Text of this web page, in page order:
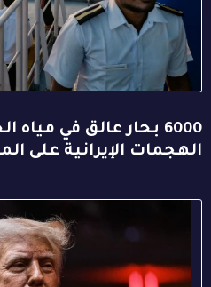
6000 بحار عالق في
الهجمات الإيرانية على